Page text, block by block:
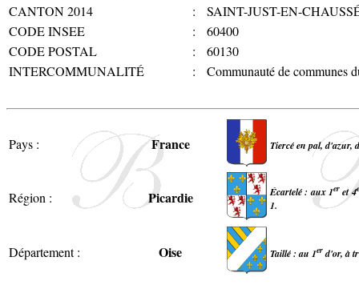
CANTON 2014
:
SAINT-JUST-EN-
CODE INSEE
:
60400
CODE POSTAL
:
60130
INTERCOMMUNALITÉ
: Communauté de communes
Pays : France Tiercé en pal, d'azur,
Région : Picardie Écartelé : aux 1er et 4e
1.
Département : Oise Taillé : au 1erd'or, à